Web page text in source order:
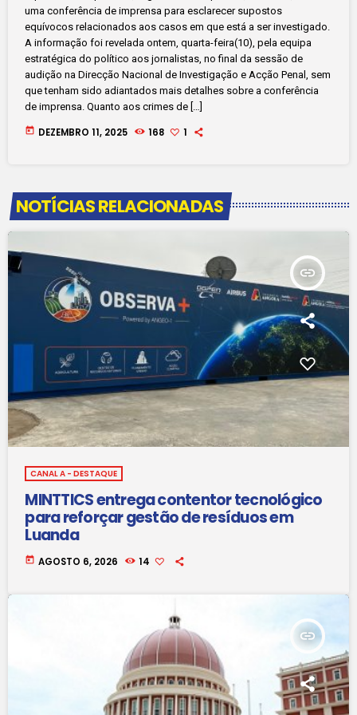
uma conferência de imprensa para esclarecer supostos
equívocos relacionados aos casos em que está a ser investigado.
A informação foi revelada ontem, quarta-feira(10), pela equipa
estratégica do político aos jornalistas, no final da sessão de
audição na Direcção Nacional de Investigação e Acção Penal, sem
que tenham sido adiantados mais detalhes sobre a conferência
de imprensa. Quanto aos crimes de […]
today DEZEMBRO 11, 2025 168 1
NOTÍCIAS RELACIONADAS
insert_link
CANAL A - DESTAQUE
MINTTICS entrega contentor tecnológico
para reforçar gestão de resíduos em
Luanda
today AGOSTO 6, 2026 14
insert_link